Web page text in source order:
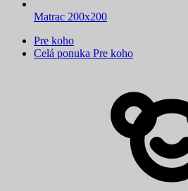
Matrac 200x200
Pre koho
Celá ponuka Pre koho